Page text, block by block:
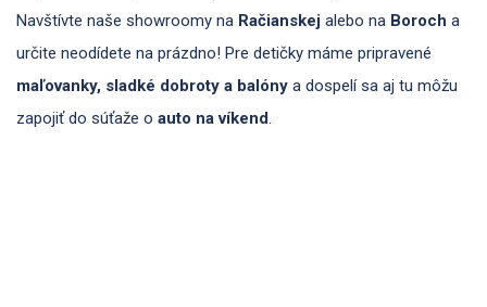
Navštívte naše showroomy na Račianskej alebo na Boroch a
určite neodídete na prázdno! Pre detičky máme pripravené
maľovanky, sladké dobroty a balóny a dospelí sa aj tu môžu
zapojiť do súťaže o auto na víkend.